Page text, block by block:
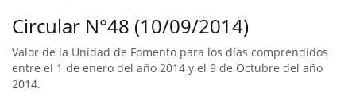
Circular N°48 (10/09/2014)
Valor de la Unidad de Fomento para los días comprendidos
entre el 1 de enero del año 2014 y el 9 de Octubre del año
2014.